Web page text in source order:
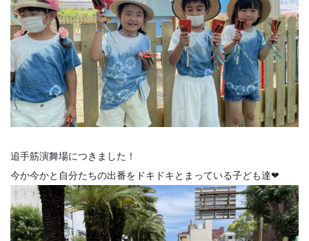
追手筋演舞場につきました！
今か今かと自分たちの出番をドキドキとまっている子ども達❤